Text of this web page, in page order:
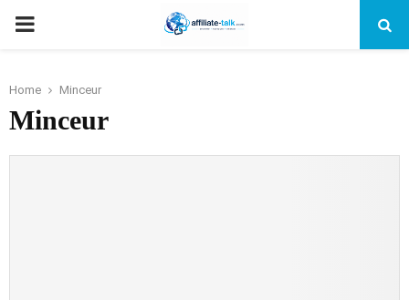
PRIMARY
Home Minceur
Minceur